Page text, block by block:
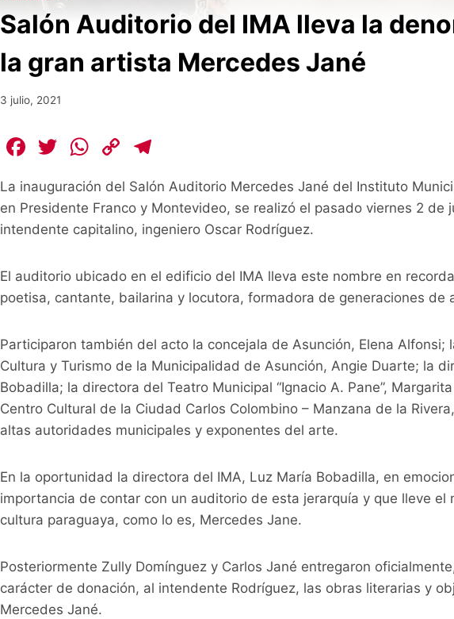
Salón Auditorio del IMA lleva la
la gran artista Mercedes Jané
3 julio, 2021
F
c
e
o
o
T
itt
er
W
at
s
p
p
C
p
y
n
k
e
gr
a
m
La inauguración del Salón Auditorio Mercedes Jané del Instituto
en Presidente Franco y Montevideo, se realizó el pasado viernes 2 de
intendente capitalino, ingeniero Oscar Rodríguez.
El auditorio ubicado en el edificio del IMA lleva este nombre en
poetisa, cantante, bailarina y locutora, formadora de generaciones de
Participaron también del acto la concejala de Asunción, Elena Alfonsi;
Cultura y Turismo de la Municipalidad de Asunción, Angie Duarte; la
Bobadilla; la directora del Teatro Municipal “Ignacio A. Pane”,
Centro Cultural de la Ciudad Carlos Colombino – Manzana de la
altas autoridades municipales y exponentes del arte.
En la oportunidad la directora del IMA, Luz María Bobadilla, en
importancia de contar con un auditorio de esta jerarquía y que lleve el
cultura paraguaya, como lo es, Mercedes Jane.
Posteriormente Zully Domínguez y Carlos Jané entregaron
carácter de donación, al intendente Rodríguez, las obras literarias y
Mercedes Jané.